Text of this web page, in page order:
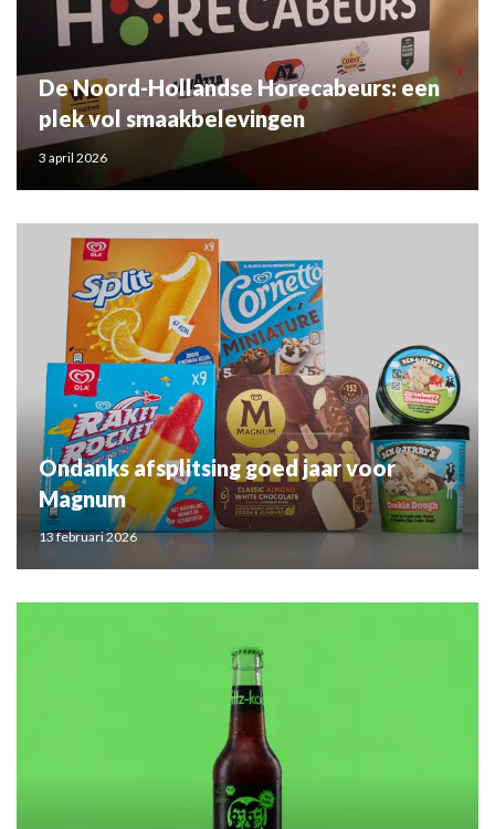
De Noord-Hollandse Horecabeurs: een
plek vol smaakbelevingen
3 april 2026
Ondanks afsplitsing goed jaar voor
Magnum
13 februari 2026